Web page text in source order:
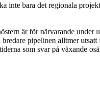
bara det regionala
är för närvarande under
pipelinen alltmer
som svar på växande